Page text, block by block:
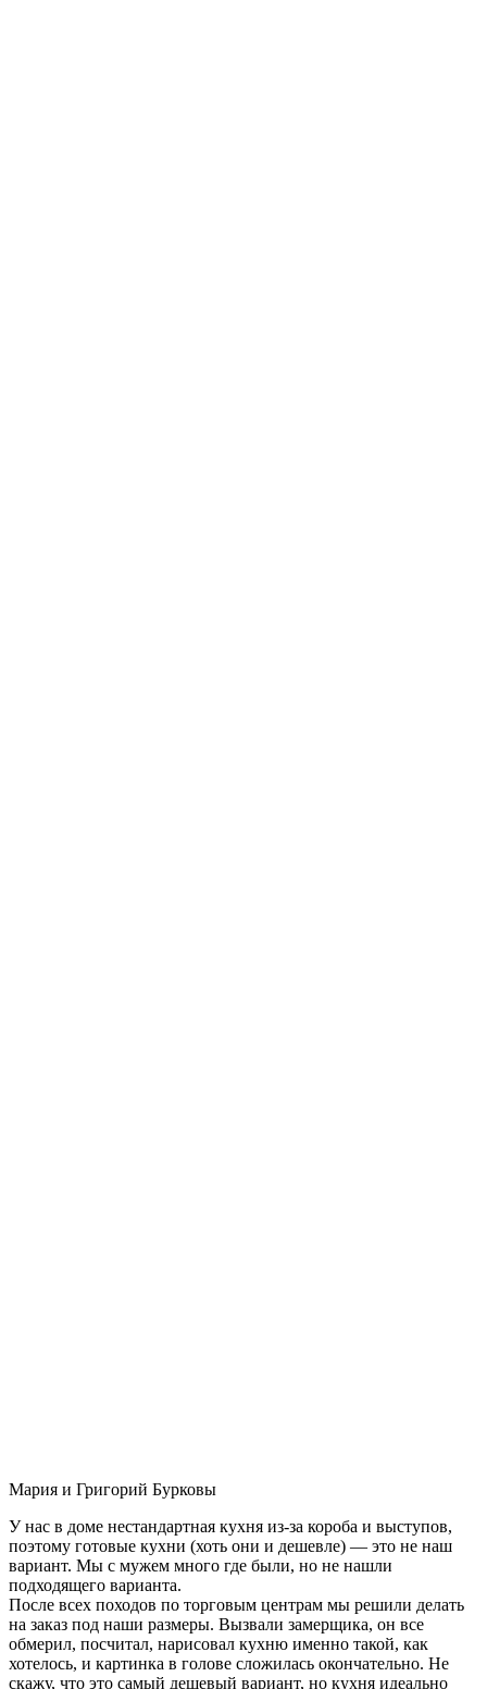
Мария и Григорий Бурковы
У нас в доме нестандартная кухня из-за короба и выступов,
поэтому готовые кухни (хоть они и дешевле) — это не наш
вариант. Мы с мужем много где были, но не нашли
подходящего варианта.
После всех походов по торговым центрам мы решили делать
на заказ под наши размеры. Вызвали замерщика, он все
обмерил, посчитал, нарисовал кухню именно такой, как
хотелось, и картинка в голове сложилась окончательно. Не
скажу, что это самый дешевый вариант, но кухня идеально